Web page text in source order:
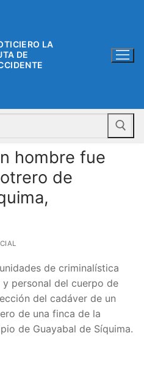
LA
DE
hombre fue
de
de criminalística
personal del cuerpo de
del cadáver de un
de una finca de la
de Guayabal de Síquima.